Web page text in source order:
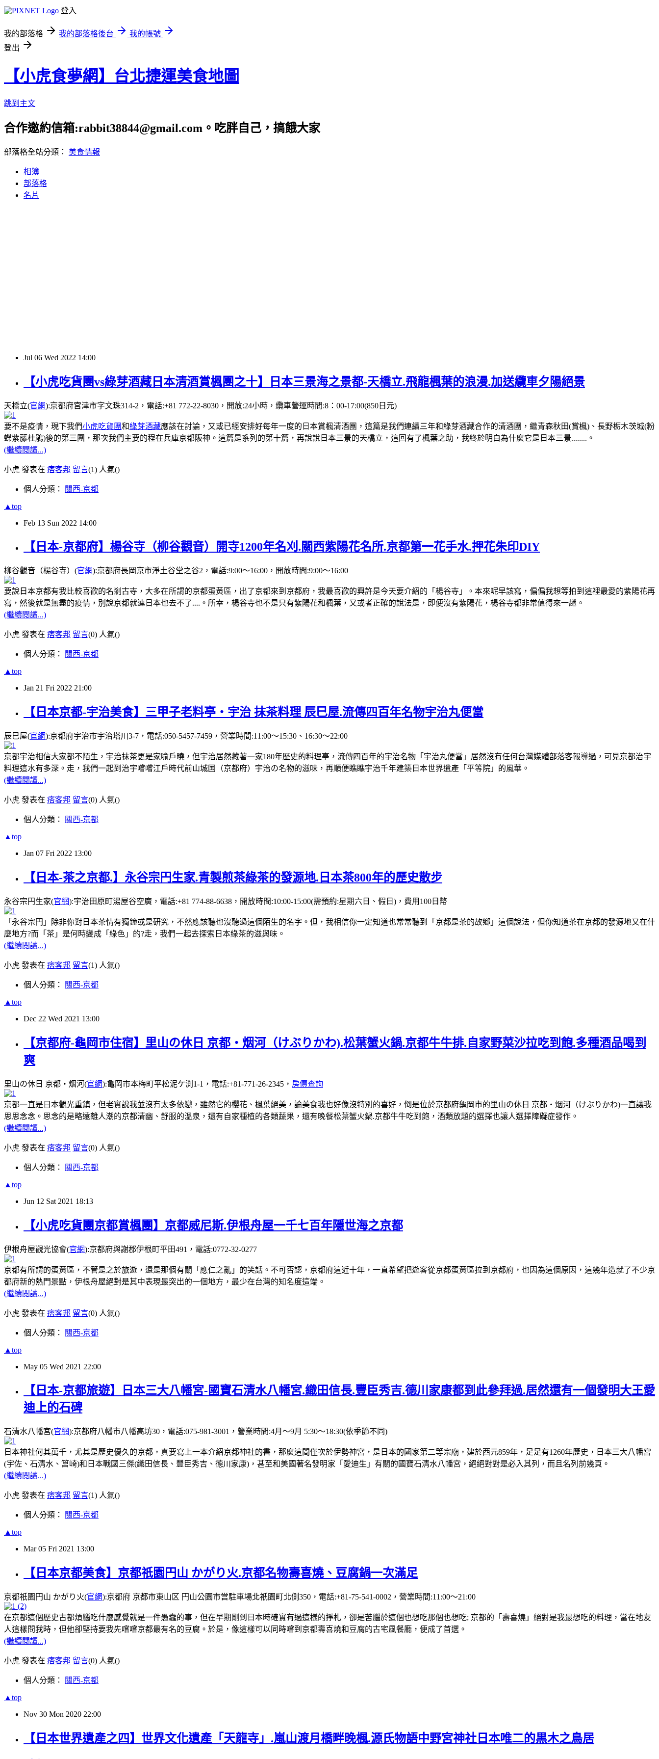
登入
我的部落格 我的部落格後台
我的帳號
登出
【小虎食夢網】台北捷運美食地圖
跳到主文
合作邀約信箱:rabbit38844@gmail.com。吃胖自己，搞餓大家
部落格全站分類： 美食情報
相簿
部落格
名片
Jul 06 Wed 2022 14:00
【小虎吃貨團vs綠芽酒藏日本清酒賞楓團之十】日本三景海之景都-天橋立.飛龍楓葉的浪漫.加送纜車夕陽絕景
天橋立(官網):京都府宮津市字文珠314-2，電話:+81 772-22-8030，開放:24小時，纜車營運時間:8：00-17:00(850日元)
要不是疫情，現下我們小虎吃貨團和綠芽酒藏應該在討論，又或已經安排好每年一度的日本賞楓清酒團，這篇是我們連續三年和綠芽酒藏合作的清酒團，繼青森秋田(賞楓)、長野栃木茨城(粉
蝶紫藤杜鵑)後的第三團，那次我們主要的程在兵庫京都阪神。這篇是系列的第十篇，再說說日本三景的天橋立，這回有了楓葉之助，我終於明白為什麼它是日本三景........。
(繼續閱讀...)
小虎 發表在 痞客邦 留言(1) 人氣()
個人分類： 關西-京都
▲top
Feb 13 Sun 2022 14:00
【日本-京都府】楊谷寺（柳谷觀音）開寺1200年名刈.關西紫陽花名所.京都第一花手水.押花朱印DIY
柳谷觀音（楊谷寺）(官網):京都府長岡京市淨土谷堂之谷2，電話:9:00～16:00，開放時間:9:00～16:00
要說日本京都有我比較喜歡的名剎古寺，大多在所謂的京都蛋黃區，出了京都來到京都府，我最喜歡的興許是今天要介紹的「楊谷寺」。本來呢早該寫，偏偏我想等拍到這裡最愛的紫陽花再
寫，然後就是無盡的疫情，別說京都就連日本也去不了....。所幸，楊谷寺也不是只有紫陽花和楓葉，又或者正確的說法是，即便沒有紫陽花，楊谷寺都非常值得來一趟。
(繼續閱讀...)
小虎 發表在 痞客邦 留言(0) 人氣()
個人分類： 關西-京都
▲top
Jan 21 Fri 2022 21:00
【日本京都-宇治美食】三甲子老料亭・宇治 抹茶料理 辰巳屋.流傳四百年名物宇治丸便當
辰巳屋(官網):京都府宇治市宇治塔川3-7，電話:050-5457-7459，營業時間:11:00～15:30、16:30～22:00
京都宇治相信大家都不陌生，宇治抹茶更是家喻戶曉，但宇治居然藏著一家180年歷史的料理亭，流傳四百年的宇治名物「宇治丸便當」居然沒有任何台灣媒體部落客報導過，可見京都治宇
料理這水有多深。走，我們一起到治宇嚐嚐江戶時代前山城国（京都府）宇治の名物的滋味，再順便瞧瞧宇治千年建築日本世界遺產「平等院」的風華。
(繼續閱讀...)
小虎 發表在 痞客邦 留言(0) 人氣()
個人分類： 關西-京都
▲top
Jan 07 Fri 2022 13:00
【日本-茶之京都.】永谷宗円生家.青製煎茶綠茶的發源地.日本茶800年的歷史散步
永谷宗円生家(官網):宇治田原町湯屋谷空廣，電話:+81 774-88-6638，開放時間:10:00-15:00(需預約:星期六日、假日)，費用100日幣
「永谷宗円」除非你對日本茶情有獨鐘或是研究，不然應該聽也沒聽過這個陌生的名字。但，我相信你一定知道也常常聽到「京都是茶的故鄉」這個說法，但你知道茶在京都的發源地又在什
麼地方?而「茶」是何時變成「綠色」的?走，我們一起去探索日本綠茶的滋與味。
(繼續閱讀...)
小虎 發表在 痞客邦 留言(1) 人氣()
個人分類： 關西-京都
▲top
Dec 22 Wed 2021 13:00
【京都府-龜岡市住宿】里山の休日 京都・烟河（けぶりかわ).松葉蟹火鍋.京都牛牛排.自家野菜沙拉吃到飽.多種酒品喝到
爽
里山の休日 京都・烟河(官網):亀岡市本梅町平松泥ケ渕1-1，電話:+81-771-26-2345， 房價查詢
京都一直是日本觀光重鎮，但老實說我並沒有太多依戀，雖然它的櫻花、楓葉絕美，論美食我也好像沒特別的喜好，倒是位於京都府龜岡市的里山の休日 京都・烟河（けぶりかわ)一直讓我
思思念念。思念的是略遠離人潮的京都清幽、舒服的溫泉，還有自家種植的各類蔬果，還有晚餐松葉蟹火鍋.京都牛牛吃到飽，酒類放題的選擇也讓人選擇障礙症發作。
(繼續閱讀...)
小虎 發表在 痞客邦 留言(0) 人氣()
個人分類： 關西-京都
▲top
Jun 12 Sat 2021 18:13
【小虎吃貨團京都賞楓團】京都威尼斯.伊根舟屋一千七百年隱世海之京都
伊根舟屋觀光協會(官網):京都府與謝郡伊根町平田491，電話:0772-32-0277
京都有所謂的蛋黃區，不管是之於旅遊，還是那個有關「應仁之亂」的笑話。不可否認，京都府這近十年，一直希望把遊客從京都蛋黃區拉到京都府，也因為這個原因，這幾年造就了不少京
都府新的熱門景點，伊根舟屋絕對是其中表現最突出的一個地方，最少在台灣的知名度這端。
(繼續閱讀...)
小虎 發表在 痞客邦 留言(0) 人氣()
個人分類： 關西-京都
▲top
May 05 Wed 2021 22:00
【日本-京都旅遊】日本三大八幡宮-國寶石清水八幡宮.織田信長.豐臣秀吉.德川家康都到此參拜過.居然還有一個發明大王愛
迪上的石碑
石清水八幡宮(官網):京都府八幡市八幡高坊30，電話:075-981-3001，營業時間:4月～9月 5:30～18:30(依季節不同)
日本神社何其萬千，尤其是歷史優久的京都，真要寫上一本介紹京都神社的書，那麼這間僅次於伊勢神宮，是日本的國家第二等宗廟，建於西元859年，足足有1260年歷史，日本三大八幡宮
(宇佐、石清水、筥崎)和日本戰國三傑(織田信長、豐臣秀吉、德川家康)，甚至和美國著名發明家「愛迪生」有關的國寶石清水八幡宮，絕絕對對是必入其列，而且名列前幾頁。
(繼續閱讀...)
小虎 發表在 痞客邦 留言(1) 人氣()
個人分類： 關西-京都
▲top
Mar 05 Fri 2021 13:00
【日本京都美食】京都祇園円山 かがり火.京都名物壽喜燒、豆腐鍋一次滿足
京都祇園円山 かがり火(官網):京都府 京都市東山区 円山公園市営駐車場北祇園町北側350，電話:+81-75-541-0002，營業時間:11:00～21:00
在京都這個歷史古都煩腦吃什麼感覺就是一件愚蠢的事，但在早期剛到日本時確實有過這樣的掙札，卻是苦腦於這個也想吃那個也想吃; 京都的「壽喜燒」絕對是我最想吃的料理，當在地友
人這樣問我時，但他卻堅持要我先嚐嚐京都最有名的豆腐。於是，像這樣可以同時嚐到京都壽喜燒和豆腐的古宅風餐廳，便成了首選。
(繼續閱讀...)
小虎 發表在 痞客邦 留言(0) 人氣()
個人分類： 關西-京都
▲top
Nov 30 Mon 2020 22:00
【日本世界遺產之四】世界文化遺產「天龍寺」.嵐山渡月橋畔晚楓.源氏物語中野宮神社日本唯二的黒木之鳥居